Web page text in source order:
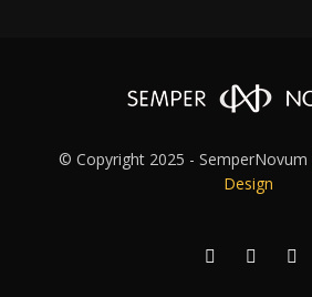
© Copyright 2025 - SemperNovum
Design